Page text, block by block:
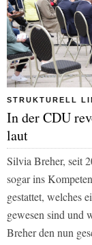
STRUKTURELL
In der CDU
laut
Silvia Breher, seit
sogar ins
gestattet, welches
gewesen sind und
Breher den nun